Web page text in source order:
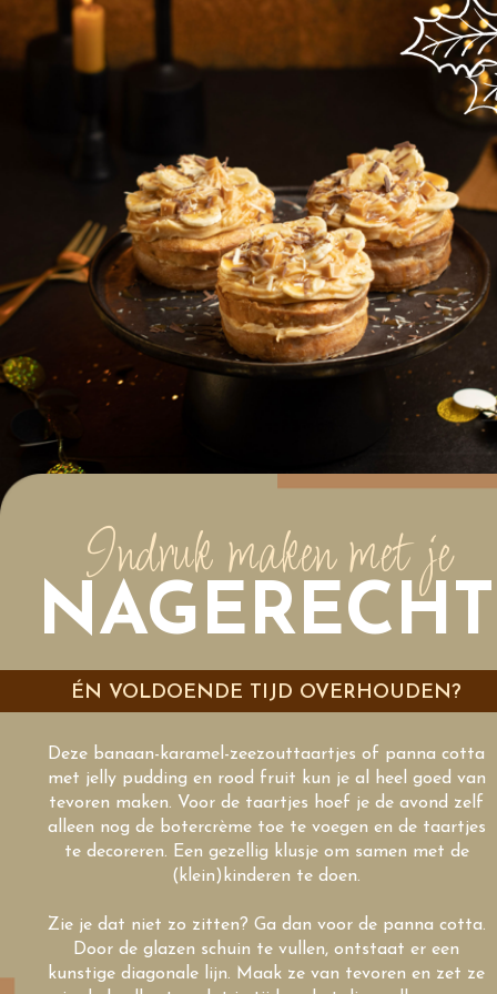
Indruk maken met je
NAGERECHT
ÉN VOLDOENDE TIJD OVERHOUDEN?
Deze banaan-karamel-zeezouttaartjes of panna cotta
met jelly pudding en rood fruit kun je al heel goed van
tevoren maken. Voor de taartjes hoef je de avond zelf
alleen nog de botercrème toe te voegen en de taartjes
te decoreren. Een gezellig klusje om samen met de
(klein)kinderen te doen.
Zie je dat niet zo zitten? Ga dan voor de panna cotta.
Door de glazen schuin te vullen, ontstaat er een
kunstige diagonale lijn. Maak ze van tevoren en zet ze